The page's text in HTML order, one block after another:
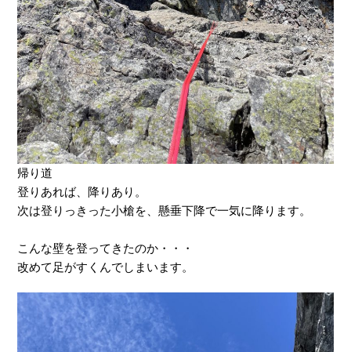
帰り道
登りあれば、降りあり。
次は登りっきった小槍を、懸垂下降で一気に降ります。
こんな壁を登ってきたのか・・・
改めて足がすくんでしまいます。